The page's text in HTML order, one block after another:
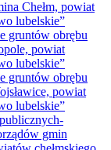
Chełm, powiat
lubelskie”
gruntów obrębu
powiat
lubelskie”
gruntów obrębu
powiat
lubelskie”
gmin